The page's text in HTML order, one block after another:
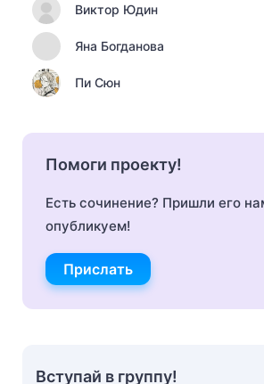
Виктор Юдин
Яна Богданова
Пи Сюн
Помоги проекту!
Есть сочинение? Пришли его
опубликуем!
Прислать
Вступай в группу!